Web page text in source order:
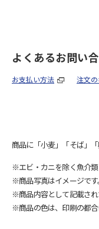
よくあるお問い
お支払い方法 注文
商品に「小麦」「そば」
※エビ・カニを除く魚介
※商品写真はイメージです。
※商品内容として記載され
※商品の色は、印刷の都合